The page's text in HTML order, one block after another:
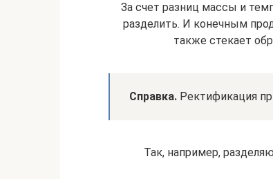
За счет разниц массы и
разделить. И конечным
также стекает
Справка. Ректификация
Так, например,